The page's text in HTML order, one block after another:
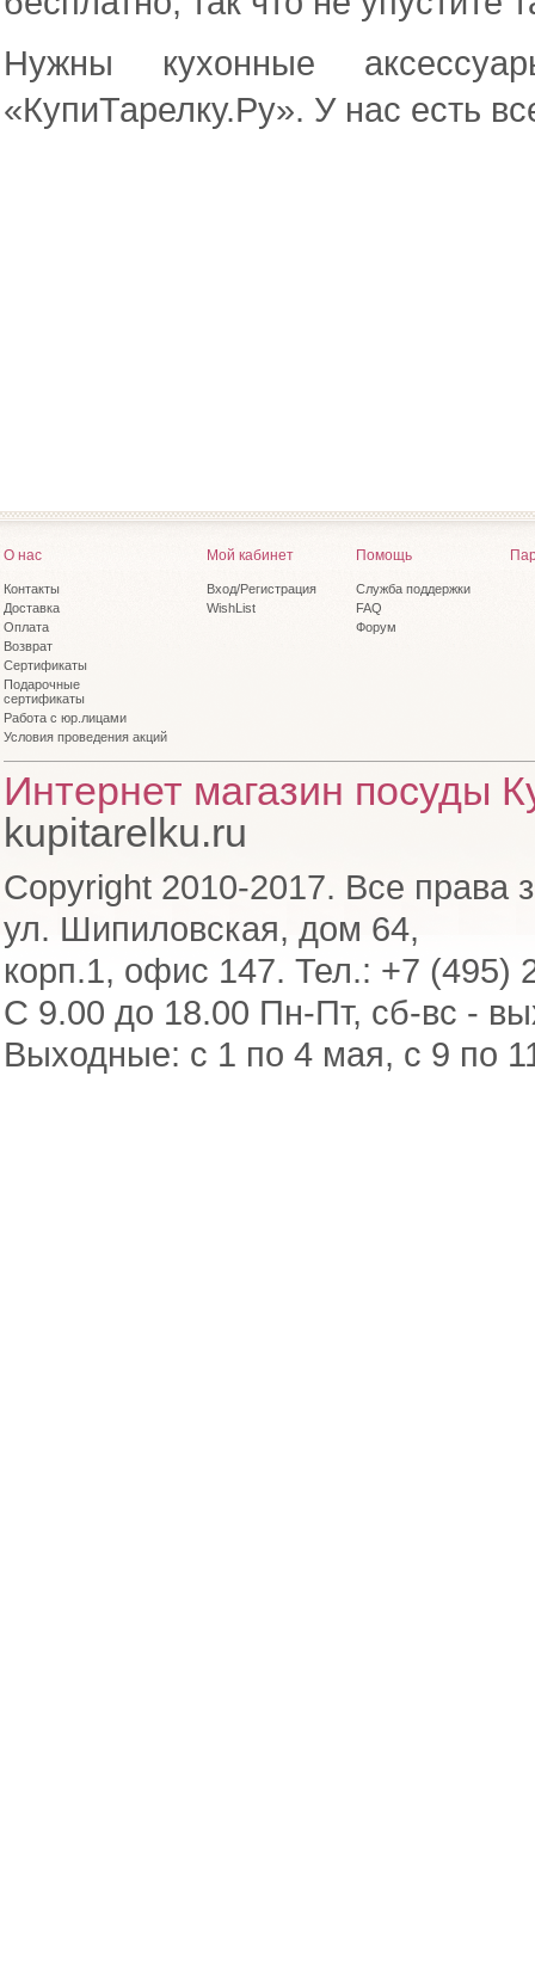
Нужны кухонные
«КупиТарелку.Ру». У нас есть
О нас
Контакты
Доставка
Оплата
Возврат
Сертификаты
Подарочные
сертификаты
Работа с юр.лицами
Условия проведения акций
Мой кабинет
Вход/Регистрация
WishList
Помощь
Служба поддержки
FAQ
Форум
Интернет магазин посуды
kupitarelku.ru
Copyright 2010-2017. Все права
ул. Шипиловская, дом 64,
корп.1, офис 147. Тел.: +7 (495)
С 9.00 до 18.00 Пн-Пт, сб-вс -
Выходные: с 1 по 4 мая, с 9 по